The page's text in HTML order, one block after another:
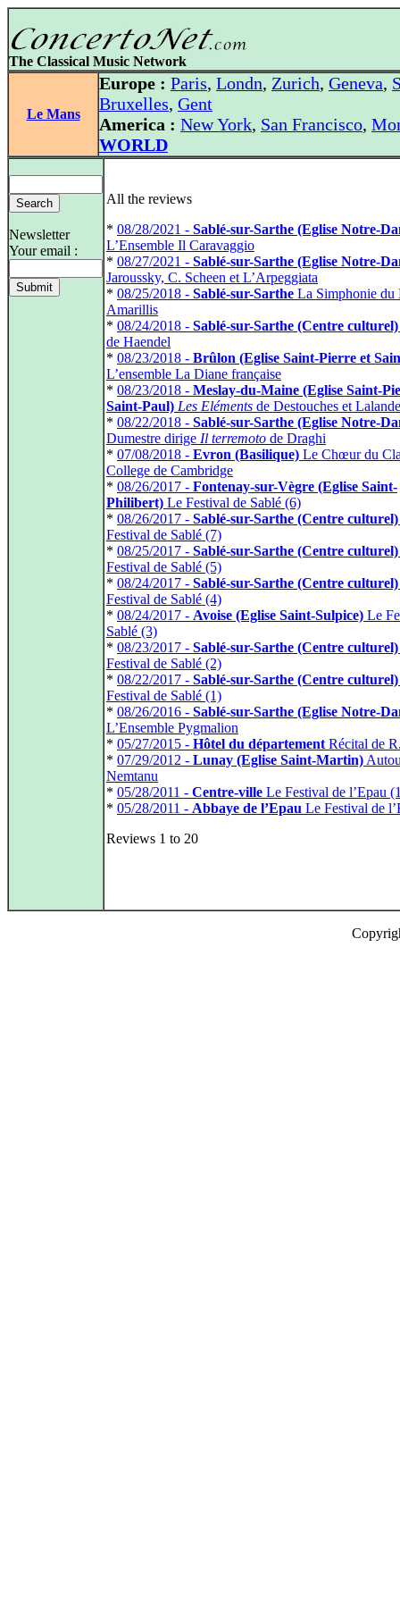
The Classical Music Network
Le Mans
Europe : Paris, Londn, Zurich, Geneva,
Bruxelles, Gent
America : New York, San Francisco,
WORLD
Newsletter
Your email :
All the reviews
* 08/28/2021 - Sablé-sur-Sarthe (Eglise Notre-
L’Ensemble Il Caravaggio
* 08/27/2021 - Sablé-sur-Sarthe (Eglise Notre-
Jaroussky, C. Scheen et L’Arpeggiata
* 08/25/2018 - Sablé-sur-Sarthe La Simphonie du
Amarillis
* 08/24/2018 - Sablé-sur-Sarthe (Centre culturel)
de Haendel
* 08/23/2018 - Brûlon (Eglise Saint-Pierre et
L’ensemble La Diane française
* 08/23/2018 - Meslay-du-Maine (Eglise Saint-
Saint-Paul) Les Eléments de Destouches et Lalande
* 08/22/2018 - Sablé-sur-Sarthe (Eglise Notre-
Dumestre dirige Il terremoto de Draghi
* 07/08/2018 - Evron (Basilique) Le Chœur du
College de Cambridge
* 08/26/2017 - Fontenay-sur-Vègre (Eglise Saint-
Philibert) Le Festival de Sablé (6)
* 08/26/2017 - Sablé-sur-Sarthe (Centre culturel)
Festival de Sablé (7)
* 08/25/2017 - Sablé-sur-Sarthe (Centre culturel)
Festival de Sablé (5)
* 08/24/2017 - Sablé-sur-Sarthe (Centre culturel)
Festival de Sablé (4)
* 08/24/2017 - Avoise (Eglise Saint-Sulpice) Le
Sablé (3)
* 08/23/2017 - Sablé-sur-Sarthe (Centre culturel)
Festival de Sablé (2)
* 08/22/2017 - Sablé-sur-Sarthe (Centre culturel)
Festival de Sablé (1)
* 08/26/2016 - Sablé-sur-Sarthe (Eglise Notre-
L’Ensemble Pygmalion
* 05/27/2015 - Hôtel du département Récital de
* 07/29/2012 - Lunay (Eglise Saint-Martin)
Nemtanu
* 05/28/2011 - Centre-ville Le Festival de l’Epau
* 05/28/2011 - Abbaye de l’Epau Le Festival de
Reviews 1 to 20